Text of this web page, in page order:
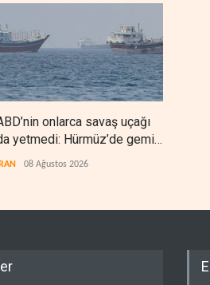
onlarca savaş uçağı
yetmedi: Hürmüz’de gemi
İRAN 08 Ağustos 2026